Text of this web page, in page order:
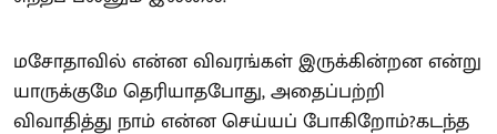
மசோதாவில் என்ன விவரங்கள் இருக்கின்றன என்று
யாருக்குமே தெரியாதபோது, அதைப்பற்றி
விவாதித்து நாம் என்ன செய்யப் போகிறோம்?கடந்த